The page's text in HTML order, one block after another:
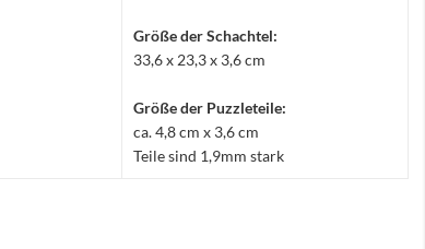
Größe der Schachtel:
33,6 x 23,3 x 3,6 cm
Größe der Puzzleteile:
ca. 4,8 cm x 3,6 cm
Teile sind 1,9mm stark